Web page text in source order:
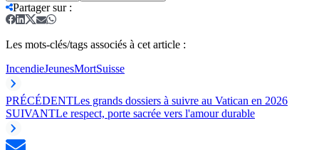
Partager sur:
Les mots-clés/tags associés à cet article :
IncendieJeunesMortSuisse
PRÉCÉDENTLes grands dossiers à suivre au Vatican en 2026
SUIVANTLe respect, porte sacrée vers l'amour durable